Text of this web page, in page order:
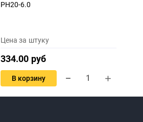
PH20-6.0
Цена за штуку
334.00 руб
В корзину